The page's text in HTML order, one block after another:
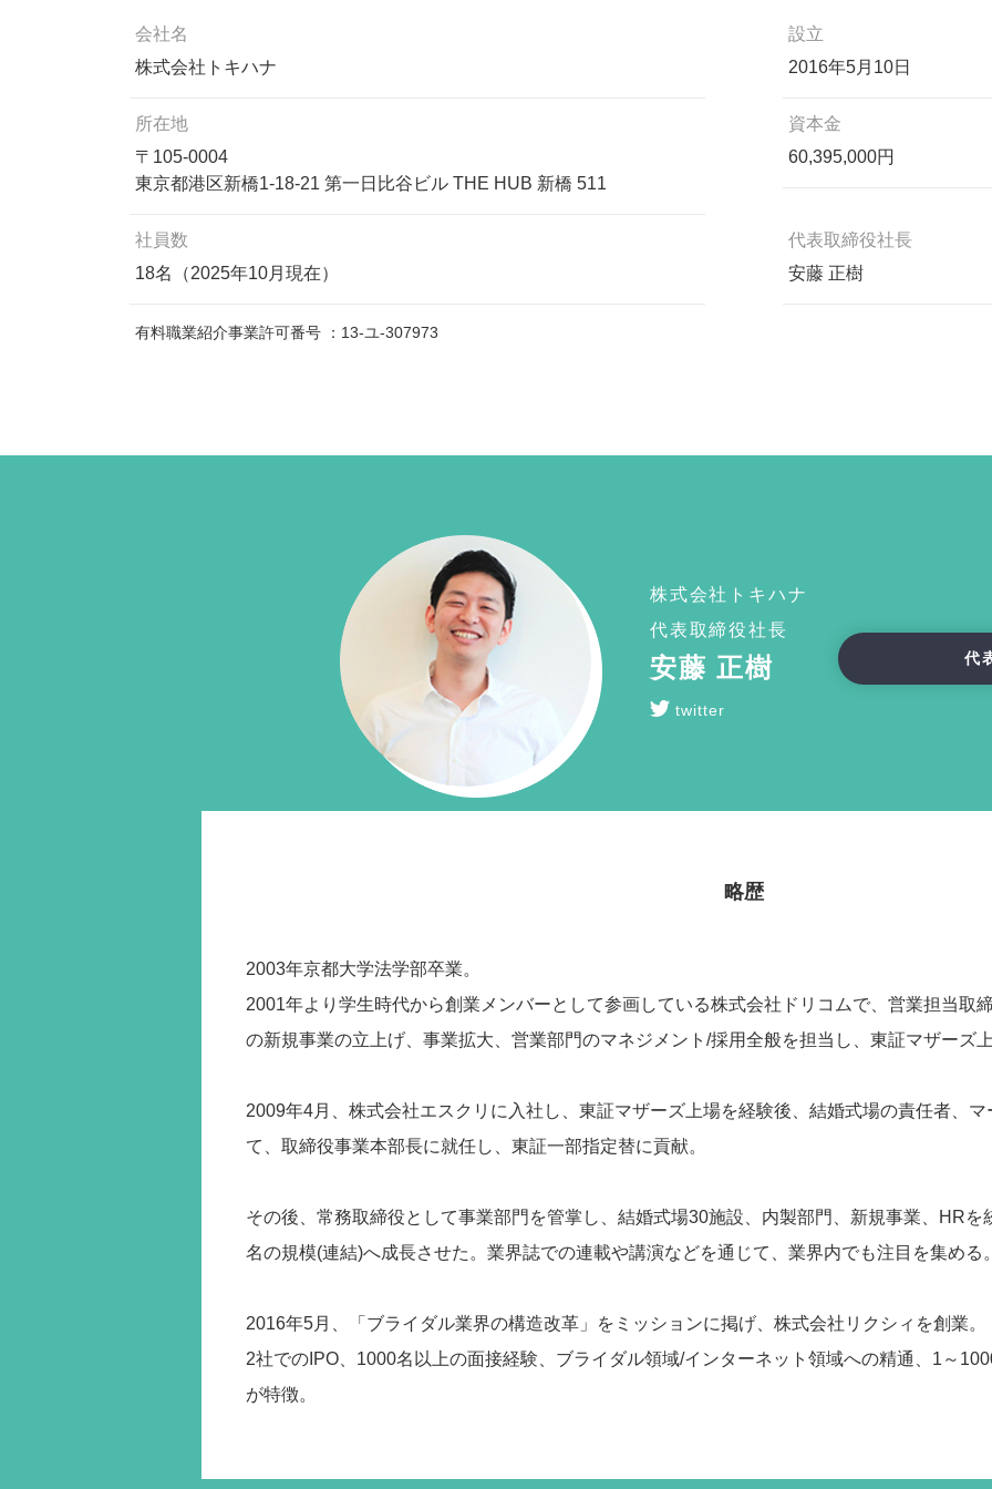
会社名
株式会社トキハナ
設立
2016年5月10日
所在地
〒105-0004
東京都港区新橋1-18-21 第一日比谷ビル THE HUB 新橋 511
資本金
60,395,000円
社員数
18名（2025年10月現在）
代表取締役社長
安藤 正樹
有料職業紹介事業許可番号 ：13-ユ-307973
株式会社トキハナ
代表取締役社長
安藤 正樹
twitter
代
略歴
2003年京都大学法学部卒業。
2001年より学生時代から創業メンバーとして参画している株式会社ドリコムで、営業担当取
の新規事業の立上げ、事業拡大、営業部門のマネジメント/採用全般を担当し、東証マザーズ
2009年4月、株式会社エスクリに入社し、東証マザーズ上場を経験後、結婚式場の責任者、
て、取締役事業本部長に就任し、東証一部指定替に貢献。
その後、常務取締役として事業部門を管掌し、結婚式場30施設、内製部門、新規事業、HR
名の規模(連結)へ成長させた。業界誌での連載や講演などを通じて、業界内でも注目を集める
2016年5月、「ブライダル業界の構造改革」をミッションに掲げ、株式会社リクシィを創業。
2社でのIPO、1000名以上の面接経験、ブライダル領域/インターネット領域への精通、1～
が特徴。